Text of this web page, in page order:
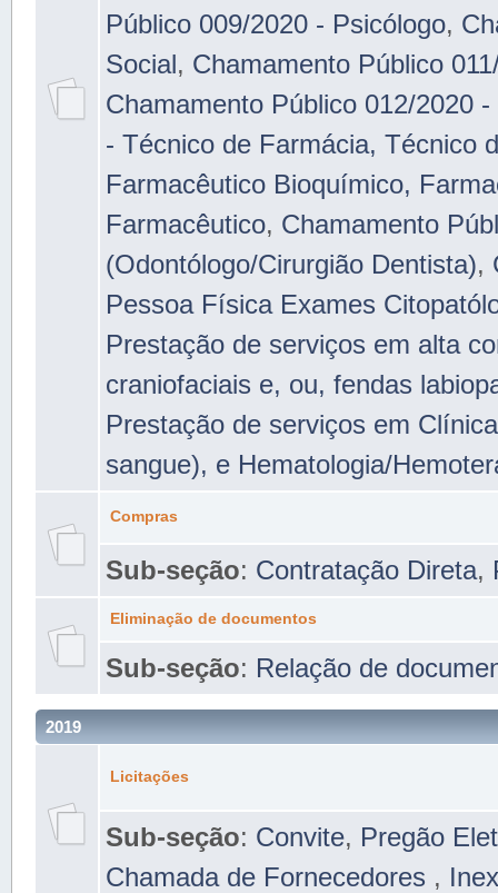
Público 009/2020 - Psicólogo,
Social, Chamamento Público
Chamamento Público 012/2020
- Técnico de Farmácia, Técnico
Farmacêutico Bioquímico,
Farmacêutico, Chamamento
(Odontólogo/Cirurgião Dentista),
Pessoa Física Exames
Prestação de serviços em alta
craniofaciais e, ou, fendas
Prestação de serviços em
sangue), e Hematologia/
Compras
Sub-seção: Contratação Direta,
Eliminação de documentos
Sub-seção: Relação de
2019
Licitações
Sub-seção: Convite, Pregão
Chamada de Fornecedores ,